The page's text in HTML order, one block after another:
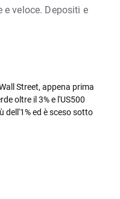
veloce. Depositi e
Street, appena prima
oltre il 3% e l'US500
dell'1% ed è sceso sotto